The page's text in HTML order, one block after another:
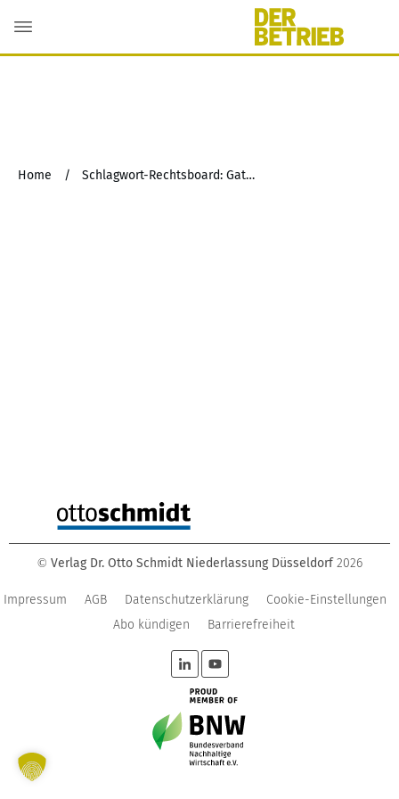
Home / Schlagwort-Rechtsboard: Gatekeeper
© Verlag Dr. Otto Schmidt Niederlassung Düsseldorf 2026
Impressum AGB Datenschutzerklärung
Cookie-Einstellungen
Abo kündigen
Barrierefreiheit